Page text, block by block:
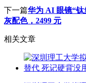
下一篇华为 AI 眼镜“钛
灰配色，2499 元
相关文章